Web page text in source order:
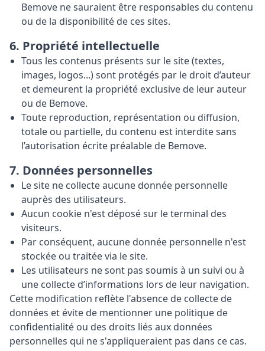
Bemove ne sauraient être responsables du contenu
ou de la disponibilité de ces sites.
6. Propriété intellectuelle
Tous les contenus présents sur le site (textes,
images, logos...) sont protégés par le droit d’auteur
et demeurent la propriété exclusive de leur auteur
ou de Bemove.
Toute reproduction, représentation ou diffusion,
totale ou partielle, du contenu est interdite sans
l’autorisation écrite préalable de Bemove.
7. Données personnelles
Le site ne collecte aucune donnée personnelle
auprès des utilisateurs.
Aucun cookie n'est déposé sur le terminal des
visiteurs.
Par conséquent, aucune donnée personnelle n'est
stockée ou traitée via le site.
Les utilisateurs ne sont pas soumis à un suivi ou à
une collecte d’informations lors de leur navigation.
Cette modification reflète l'absence de collecte de
données et évite de mentionner une politique de
confidentialité ou des droits liés aux données
personnelles qui ne s'appliqueraient pas dans ce cas.